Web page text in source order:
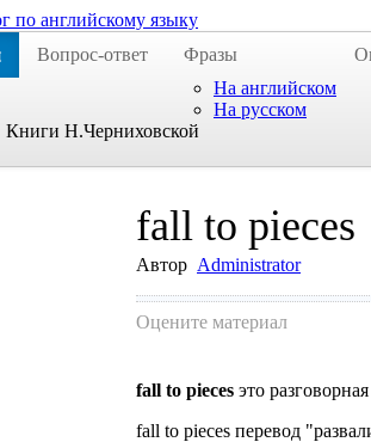
по английскому языку
Вопрос-ответ
Фразы
На английском
На русском
Книги Н.Черниховской
fall to pieces
Автор Administrator
Оцените материал
fall to pieces это
fall to pieces перевод